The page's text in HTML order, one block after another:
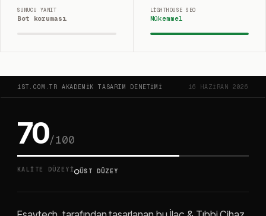
SUNUCU YANIT
Bot koruması
LIGHTHOUSE SEO
Mükemmel
1ST.COM.TR AKADEMIK TASARIM DENETIMI 16 HAZIRAN 2026
70/100
KALITE DÜZEYI○ÜST DÜZEY